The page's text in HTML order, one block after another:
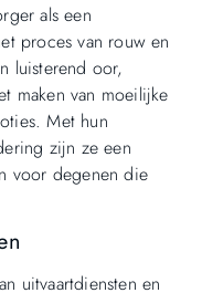
als een
proces van rouw en
luisterend oor,
maken van moeilijke
Met hun
zijn ze een
voor degenen die
uitvaartdiensten en